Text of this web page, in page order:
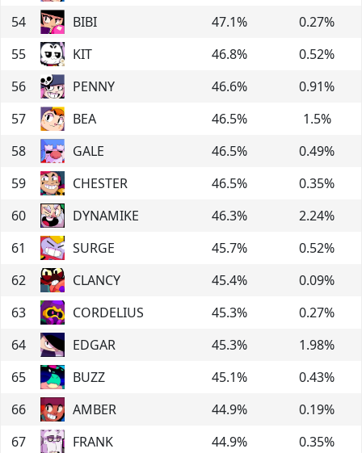
54
BIBI 47.1% 0.27%
55
KIT 46.8% 0.52%
56
PENNY 46.6% 0.91%
57
BEA 46.5% 1.5%
58
GALE 46.5% 0.49%
59
CHESTER 46.5% 0.35%
60
DYNAMIKE 46.3% 2.24%
61
SURGE 45.7% 0.52%
62
CLANCY 45.4% 0.09%
63
CORDELIUS 45.3% 0.27%
64
EDGAR 45.3% 1.98%
65
BUZZ 45.1% 0.43%
66
AMBER 44.9% 0.19%
67
FRANK 44.9% 0.35%